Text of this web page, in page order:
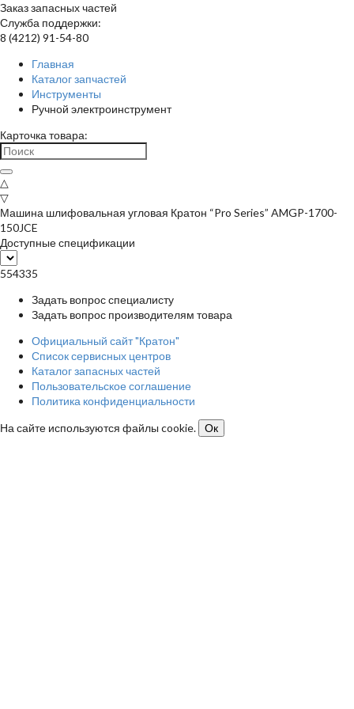
Заказ запасных частей
Служба поддержки:
8 (4212) 91-54-80
Главная
Каталог запчастей
Инструменты
Ручной электроинструмент
Карточка товара:
△
▽
Машина шлифовальная угловая Кратон “Pro Series” AMGP-1700-
150JCE
Доступные спецификации
554335
Задать вопрос специалисту
Задать вопрос производителям товара
Официальный сайт "Кратон"
Список сервисных центров
Каталог запасных частей
Пользовательское соглашение
Политика конфиденциальности
На сайте используются файлы cookie.
Ок